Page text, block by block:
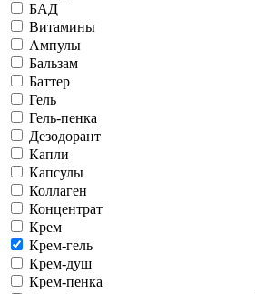
БАД
Витамины
Ампулы
Бальзам
Баттер
Гель
Гель-пенка
Дезодорант
Капли
Капсулы
Коллаген
Концентрат
Крем
Крем-гель
Крем-душ
Крем-пенка